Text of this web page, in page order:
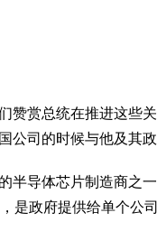
赞赏总统在推进这些
公司的时候与他及其
半导体芯片制造商之
是政府提供给单个公